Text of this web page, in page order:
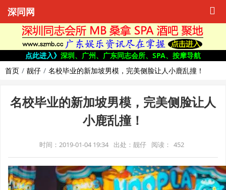
深同网
点此进入》 深圳、广州、广东同志会所、SPA、按摩导航
首页
靓仔 名校毕业的新加坡男模，完美侧脸让人小鹿乱撞！
名校毕业的新加坡男模，完美侧脸让人
小鹿乱撞！
时间：2019-01-04 19:34 出处：靓仔 阅读： 452